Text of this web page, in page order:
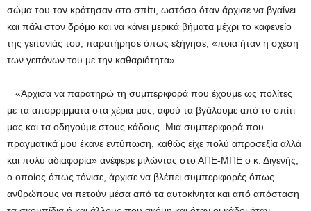
σώμα του τον κράτησαν στο σπίτι, ωστόσο όταν άρχισε να βγαίνει
και πάλι στον δρόμο και να κάνει μερικά βήματα μέχρι το καφενείο
της γειτονιάς του, παρατήρησε όπως εξήγησε, «ποια ήταν η σχέση
των γειτόνων του με την καθαριότητα».
«Άρχισα να παρατηρώ τη συμπεριφορά που έχουμε ως πολίτες
με τα απορρίμματα στα χέρια μας, αφού τα βγάλουμε από το σπίτι
μας και τα οδηγούμε στους κάδους. Μια συμπεριφορά που
πραγματικά μου έκανε εντύπωση, καθώς είχε πολύ απροσεξία αλλά
και πολύ αδιαφορία» ανέφερε μιλώντας στο ΑΠΕ-ΜΠΕ ο κ. Διγενής,
ο οποίος όπως τόνισε, άρχισε να βλέπει συμπεριφορές όπως
ανθρώπους να πετούν μέσα από τα αυτοκίνητα και από απόσταση